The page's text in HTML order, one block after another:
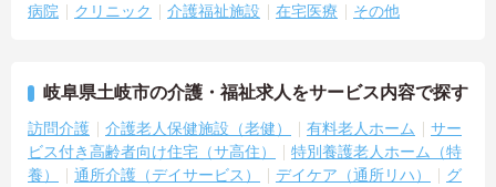
病院 クリニック 介護福祉施設 在宅医療 その他
岐阜県土岐市の介護・福祉求人をサービス内容で探す
訪問介護 介護老人保健施設（老健） 有料老人ホーム
サー
ビス付き高齢者向け住宅（サ高住）
特別養護老人ホーム（特
養）
通所介護（デイサービス） デイケア（通所リハ） グ